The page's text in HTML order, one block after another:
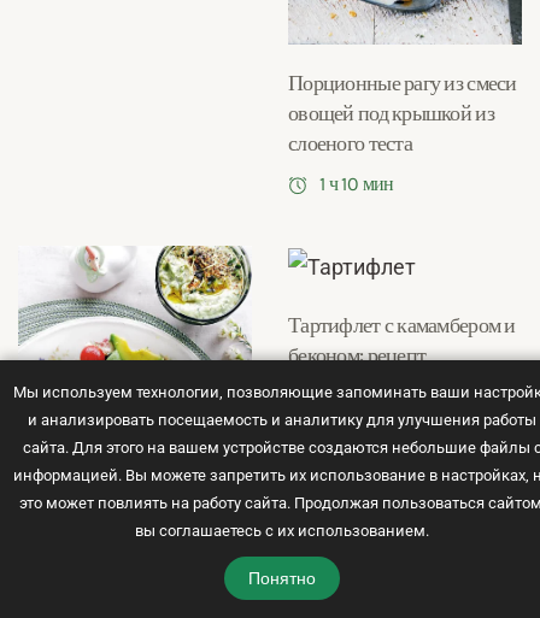
Порционные рагу из смеси
овощей под крышкой из
слоеного теста
1 ч 10 мин
Тартифлет с камамбером и
беконом: рецепт
40 мин
Мы используем технологии, позволяющие запоминать ваши
и анализировать посещаемость и аналитику для улучшения работы
сайта. Для этого на вашем устройстве создаются небольшие файлы
информацией. Вы можете запретить их использование в настройках,
это может повлиять на работу сайта. Продолжая пользоваться
вы соглашаетесь с их использованием.
Понятно